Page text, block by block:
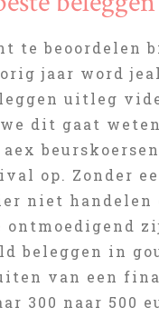
te beoordelen
jaar word
uitleg
dit gaat
op. Zonder
niet handelen
beleggen in
van een
300 naar 500